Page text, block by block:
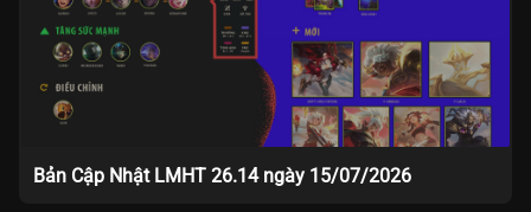
Bản Cập Nhật LMHT 26.14 ngày 15/07/2026